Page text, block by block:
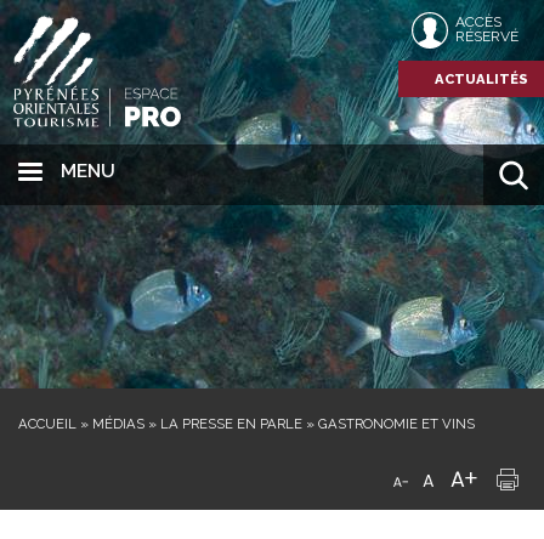
MENU
ACCÈS
RÉSERVÉ
ACTUALITÉS
ACCUEIL » MÉDIAS » LA PRESSE EN PARLE » GASTRONOMIE ET VINS